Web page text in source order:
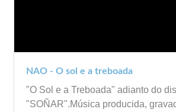
NAO - O sol e a treboada
"O Sol e a Treboada" adianto do
"SOÑAR".Música producida,